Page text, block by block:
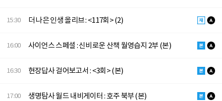
15:30 더 나은 인생 올리브 : <117회> (2)
16:00 사이언스 스페셜 : 신비로운 산책 월영습지 2부 (본)
16:30 현장답사 걸어보고서 : <3회> (본)
17:00 생명탐사 월드 내비게이터 : 호주 북부 (본)